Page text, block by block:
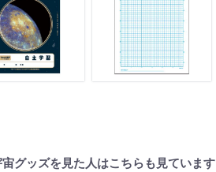
宙グッズを見た人はこちらも見ています